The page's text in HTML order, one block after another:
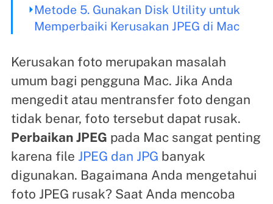
Metode 5. Gunakan Disk Utility untuk
Memperbaiki Kerusakan JPEG di Mac
Kerusakan foto merupakan masalah
umum bagi pengguna Mac. Jika Anda
mengedit atau mentransfer foto dengan
tidak benar, foto tersebut dapat rusak.
Perbaikan JPEG pada Mac sangat penting
karena file JPEG dan JPG banyak
digunakan. Bagaimana Anda mengetahui
foto JPEG rusak? Saat Anda mencoba